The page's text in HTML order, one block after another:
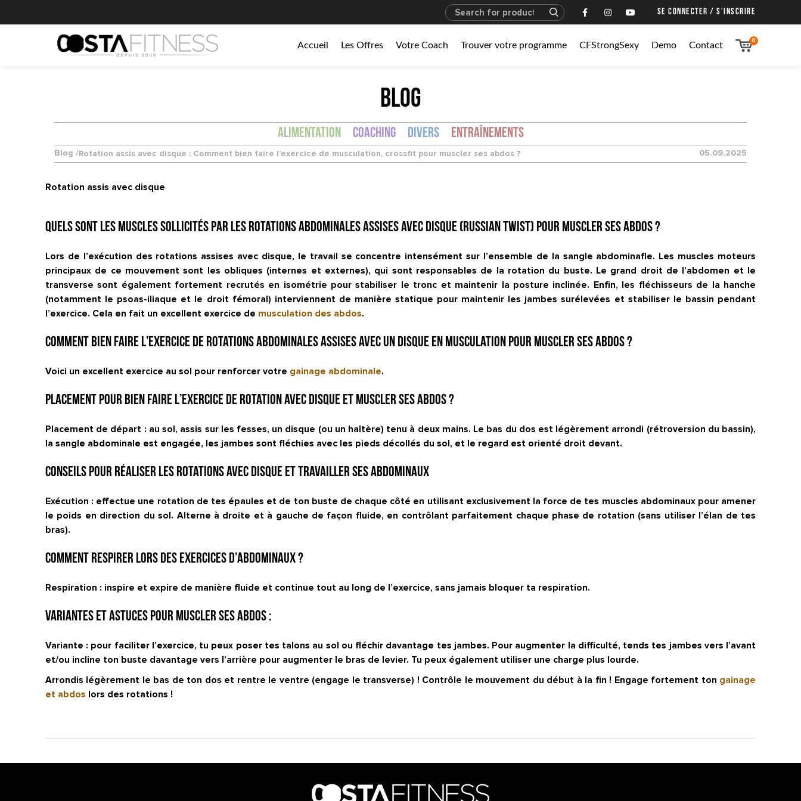
SE CONNECTER / S'INSCRIRE
Accueil Les Offres Votre Coach Trouver votre programme CFStrongSexy Demo Contact
0
BLOG
Alimentation Coaching Divers Entraînements
Blog /Rotation assis avec disque : Comment bien faire l’exercice de musculation, crossfit pour muscler ses abdos ? 05.09.2025
Rotation assis avec disque
Quels sont les muscles sollicités par les rotations abdominales assises avec disque (Russian Twist) pour muscler ses abdos ?
Lors de l’exécution des rotations assises avec disque, le travail se concentre intensément sur l’ensemble de la sangle abdominafle. Les muscles moteurs
principaux de ce mouvement sont les obliques (internes et externes), qui sont responsables de la rotation du buste. Le grand droit de l’abdomen et le
transverse sont également fortement recrutés en isométrie pour stabiliser le tronc et maintenir la posture inclinée. Enfin, les fléchisseurs de la hanche
(notamment le psoas-iliaque et le droit fémoral) interviennent de manière statique pour maintenir les jambes surélevées et stabiliser le bassin pendant
l’exercice. Cela en fait un excellent exercice de musculation des abdos.
Comment bien faire l’exercice de rotations abdominales assises avec un disque en musculation pour muscler ses abdos ?
Voici un excellent exercice au sol pour renforcer votre gainage abdominale.
Placement pour bien faire l’exercice de rotation avec disque et muscler ses abdos ?
Placement de départ : au sol, assis sur les fesses, un disque (ou un haltère) tenu à deux mains. Le bas du dos est légèrement arrondi (rétroversion du bassin),
la sangle abdominale est engagée, les jambes sont fléchies avec les pieds décollés du sol, et le regard est orienté droit devant.
Conseils pour réaliser les rotations avec disque et travailler ses abdominaux
Exécution : effectue une rotation de tes épaules et de ton buste de chaque côté en utilisant exclusivement la force de tes muscles abdominaux pour amener
le poids en direction du sol. Alterne à droite et à gauche de façon fluide, en contrôlant parfaitement chaque phase de rotation (sans utiliser l’élan de tes
bras).
Comment respirer lors des exercices d’abdominaux ?
Respiration : inspire et expire de manière fluide et continue tout au long de l’exercice, sans jamais bloquer ta respiration.
Variantes et astuces pour muscler ses abdos :
Variante : pour faciliter l’exercice, tu peux poser tes talons au sol ou fléchir davantage tes jambes. Pour augmenter la difficulté, tends tes jambes vers l’avant
et/ou incline ton buste davantage vers l’arrière pour augmenter le bras de levier. Tu peux également utiliser une charge plus lourde.
Arrondis légèrement le bas de ton dos et rentre le ventre (engage le transverse) ! Contrôle le mouvement du début à la fin ! Engage fortement ton gainage
et abdos lors des rotations !